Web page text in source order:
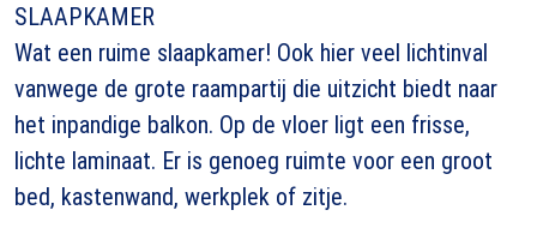
SLAAPKAMER
Wat een ruime slaapkamer! Ook hier veel lichtinval
vanwege de grote raampartij die uitzicht biedt naar
het inpandige balkon. Op de vloer ligt een frisse,
lichte laminaat. Er is genoeg ruimte voor een groot
bed, kastenwand, werkplek of zitje.